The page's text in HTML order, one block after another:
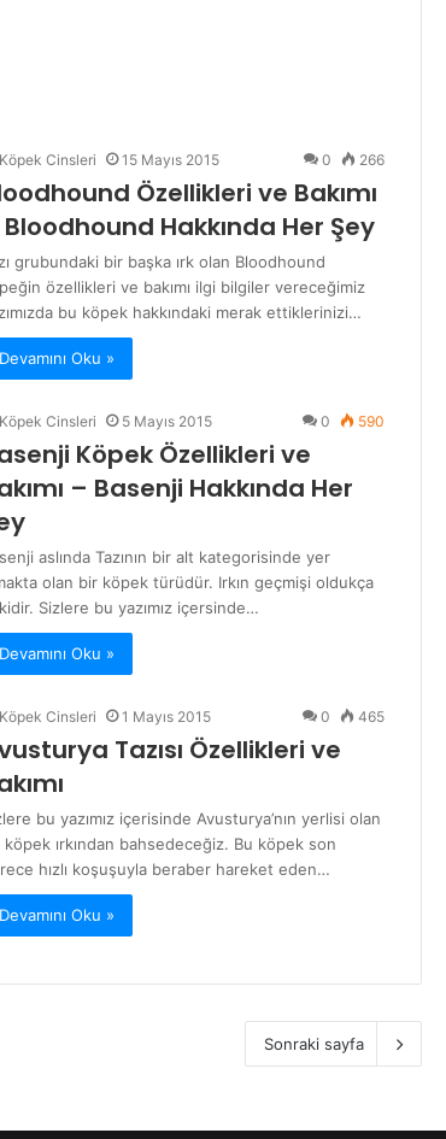
Köpek Cinsleri 15 Mayıs 2015 0 266
Özellikleri ve Bakımı
Hakkında Her Şey
grubundaki bir başka ırk olan Bloodhound
özellikleri ve bakımı ilgi bilgiler vereceğimiz
bu köpek hakkındaki merak ettiklerinizi…
Devamını Oku »
Köpek Cinsleri 5 Mayıs 2015 0 590
Köpek Özellikleri ve
– Basenji Hakkında Her
aslında Tazının bir alt kategorisinde yer
olan bir köpek türüdür. Irkın geçmişi oldukça
Sizlere bu yazımız içersinde…
Devamını Oku »
Köpek Cinsleri 1 Mayıs 2015 0 465
Tazısı Özellikleri ve
bu yazımız içerisinde Avusturya’nın yerlisi olan
köpek ırkından bahsedeceğiz. Bu köpek son
hızlı koşuşuyla beraber hareket eden…
Devamını Oku »
Sonraki sayfa